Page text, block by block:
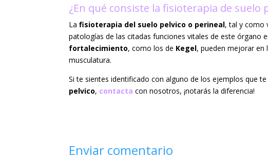
¿En qué consiste la fisioterapia de suelo
Lafisioterapia del suelo pelvico o perineal, tal y como
patologías de las citadas funciones vitales de este órgano
fortalecimiento, como los de Kegel, pueden mejorar en
musculatura.
Si te sientes identificado con alguno de los ejemplos que
pelvico, contacta con nosotros, ¡notarás la diferencia!
Enviar comentario